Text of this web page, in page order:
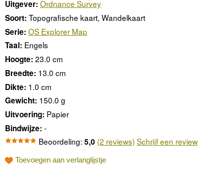
Uitgever: Ordnance Survey
Soort: Topografische kaart, Wandelkaart
Serie: OS Explorer Map
Taal: Engels
Hoogte: 23.0 cm
Breedte: 13.0 cm
Dikte: 1.0 cm
Gewicht: 150.0 g
Uitvoering: Papier
Bindwijze: -
Beoordeling: 5,0 (2 reviews) Schrijf een review
Toevoegen aan verlanglijstje